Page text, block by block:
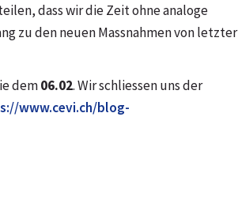
dass wir die Zeit ohne analoge
zu den neuen Massnahmen von letzter
dem06.02. Wir schliessen uns der
www.cevi.ch/blog-